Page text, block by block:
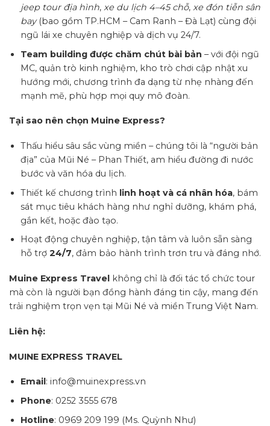
jeep tour địa hình, xe du lịch 4–45 chỗ, xe đón tiễn sân
bay(bao gồm TP.HCM – Cam Ranh – Đà Lạt) cùng đội
ngũ lái xe chuyên nghiệp và dịch vụ 24/7.
Team building được chăm chút bài bản – với đội ngũ
MC, quản trò kinh nghiệm, kho trò chơi cập nhật xu
hướng mới, chương trình đa dạng từ nhẹ nhàng đến
mạnh mẽ, phù hợp mọi quy mô đoàn.
Tại sao nên chọn Muine Express?
Thấu hiểu sâu sắc vùng miền – chúng tôi là “người bản
địa” của Mũi Né – Phan Thiết, am hiểu đường đi nước
bước và văn hóa du lịch.
Thiết kế chương trình linh hoạt và cá nhân hóa, bám
sát mục tiêu khách hàng như nghỉ dưỡng, khám phá,
gắn kết, hoặc đào tạo.
Hoạt động chuyên nghiệp, tận tâm và luôn sẵn sàng
hỗ trợ 24/7, đảm bảo hành trình trơn tru và đáng nhớ.
Muine Express Travel không chỉ là đối tác tổ chức tour
mà còn là người bạn đồng hành đáng tin cậy, mang đến
trải nghiệm trọn vẹn tại Mũi Né và miền Trung Việt Nam.
Liên hệ:
MUINE EXPRESS TRAVEL
Email: info@muinexpress.vn
Phone: 0252 3555 678
Hotline: 0969 209 199 (Ms. Quỳnh Như)